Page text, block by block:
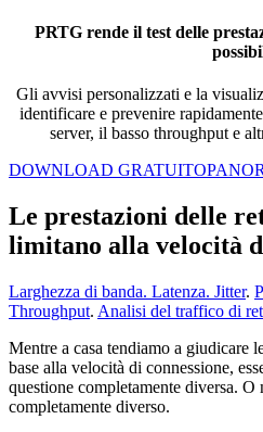
PRTG rende il test delle
Gli avvisi personalizzati e la
identificare e prevenire
server, il basso throughput e
DOWNLOAD GRATUITO
Le prestazioni delle
limitano alla velocità
Larghezza di banda. Latenza. Jitter.
Throughput. Analisi del traffico di
Mentre a casa tendiamo a giudicare
base alla velocità di connessione,
questione completamente diversa.
completamente diverso.